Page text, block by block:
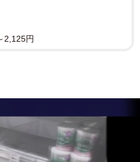
2,125円